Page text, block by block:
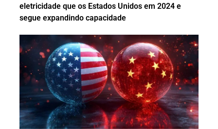
eletricidade que os Estados Unidos em 2024 e
segue expandindo capacidade